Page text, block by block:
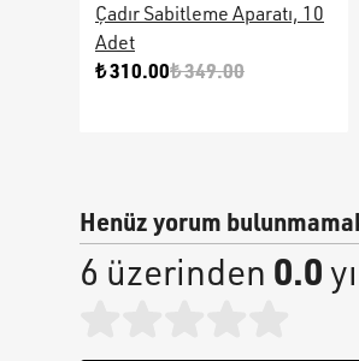
Çadır Sabitleme Aparatı, 10
Adet
₺ 310.00₺ 349.00
Henüz yorum
6 üzerinden 0.0